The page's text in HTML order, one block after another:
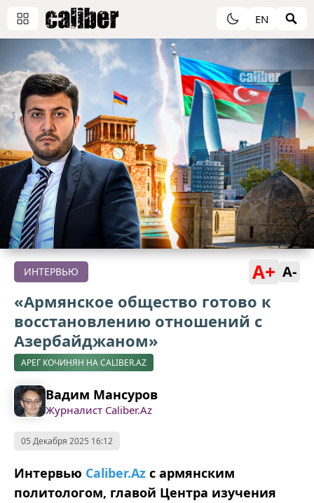
EN
ИНТЕРВЬЮ A+ A-
«Армянское общество готово к
восстановлению отношений с
Азербайджаном»
АРЕГ КОЧИНЯН НА CALIBER.AZ
Вадим Мансуров
Журналист Caliber.Az
05 Декабря 2025 16:12
Интервью Caliber.Az c армянским
политологом, главой Центра изучения